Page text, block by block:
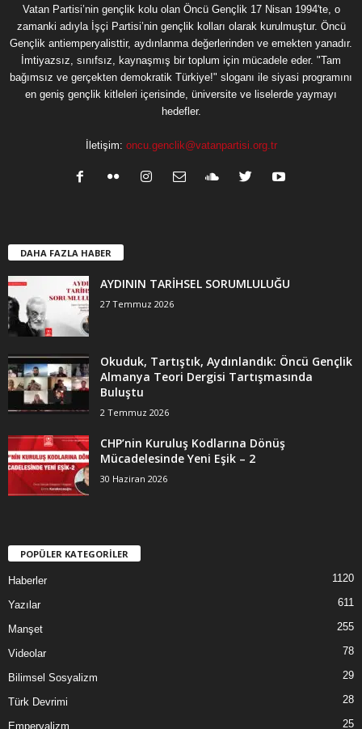
Vatan Partisi’nin gençlik kolu olan Öncü Gençlik 17 Nisan 1994'te, o
zamanki adıyla İşçi Partisi’nin gençlik kolları olarak kurulmuştur. Öncü
Gençlik antiemperyalisttir, aydınlanma değerlerinden ve emekten yanadır.
İmtiyazsız, sınıfsız, kaynaşmış bir toplum için mücadele eder. "Tam
bağımsız ve gerçekten demokratik Türkiye!" sloganı ile siyasi programını
en geniş gençlik kitleleri içerisinde, üniversite ve liselerde yaymayı
hedefler.
İletişim: oncu.genclik@vatanpartisi.org.tr
DAHA FAZLA HABER
AYDININ TARİHSEL SORUMLULUĞU
27 Temmuz 2026
Okuduk, Tartıştık, Aydınlandık: Öncü Gençlik
Almanya Teori Dergisi Tartışmasında
Buluştu
2 Temmuz 2026
CHP’nin Kuruluş Kodlarına Dönüş
Mücadelesinde Yeni Eşik – 2
30 Haziran 2026
POPÜLER KATEGORİLER
Haberler 1120
Yazılar 611
Manşet 255
Videolar 78
Bilimsel Sosyalizm 29
Türk Devrimi 28
Emperyalizm 25